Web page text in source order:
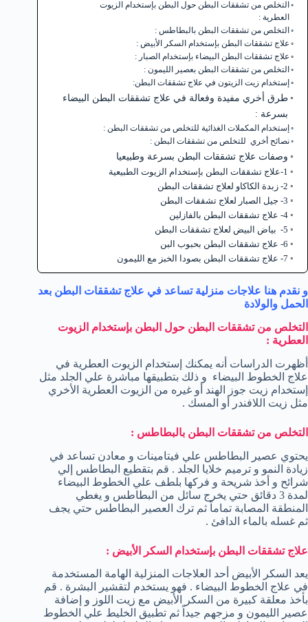
التخلص من تشققات البطن حول البطن بإستخدام الزيوت
العطرية :
التخلص من تشققات البطن بالبطاطس :
علاج تشققات البطن بإستخدام السكر الأبيض :
علاج تشققات البطن البيضاء بإستخدام الصبار :
التخلص من تشققات البطن بعصير الليمون :
إستخدام زيت الزيتون في علاج تشققات البطن:
طرق أخري مفيدة وفعالة في علاج تشققات البطن البيضاء
بسرعة :
إستخدام المكملات الغذائية للتخلص من تشققات البطن :
نصائح أخري للتخلص من تشققات البطن :
وصفات علاج تشققات البطن بسرعة وطبيعيا
1-علاج تشققات البطن بإستخدام الزيوت الطبيعية
2- زبدة الكاكاو لعلاج تشققات البطن
3- جيل الصبار لعلاج تشققات البطن
4- علاج تشققات البطن بالفازلين
5- بياض البيض لعلاج تشققات البطن
6- علاج تشققات البطن بحبوب البن
7- علاج تشققات البطن بصودا الخبز مع الليمون
و نقدم هنا علاجات منزلية تساعد في علاج تشققات البطن بعد
الحمل والولادة
التخلص من تشققات البطن حول البطن بإستخدام الزيوت
العطرية :
أظهرت الدراسات أنه يمكنك إستخدام الزيوت العطرية في
علاج الخطوط البيضاء و ذلك بتطبيقها مباشرة علي الجلد مثل
إستخدام زيت جوز الهند أو غيره من الزيوت العطرية الأخري
مثل زيت اللافندر أو المسك .
التخلص من تشققات البطن بالبطاطس :
يحتوي عصير البطاطس علي فيتامينات و معادن تساعد في
زيادة النمو و ترميم خلايا الجلد . قم بتقطيع البطاطس إلي
شرائح و أخذ شريحة و فركها بلطف علي الخطوط البيضاء
لمدة 3 دقائق حتي يخرج سائل من البطاطس و يغطي
المنطقة المصابة تماماً ثم ترك العصير البطاطس حتي يجف
ثم غسله بالماء الدافئ .
علاج تشققات البطن بإستخدام السكر الأبيض :
يعد السكر الأبيض أحد العلاجات المنزلية الهامة المستخدمة
في علاج الخطوط البيضاء . فهو يستخدم لتقشير البشرة . قم
بأخذ معلقة كبيرة من السكر الأبيض مع زيت اللوز و إضافة
عصير الليمون و مزجهم جيداً ثم تطبيق الخليط علي الخطوط